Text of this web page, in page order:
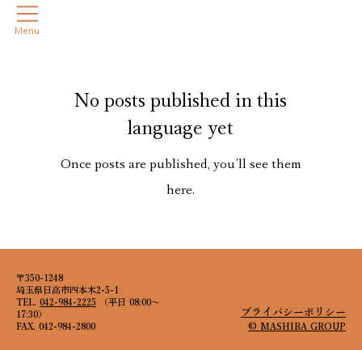
Menu
No posts published in this
language yet
Once posts are published, you’ll see them
here.
〒350-1248
埼玉県日高市四本木2-5-1
TEL. 042-984-2225 （平日 08:00～
17:30）
FAX. 042-984-2800
プライバシーポリシー
© MASHIBA GROUP